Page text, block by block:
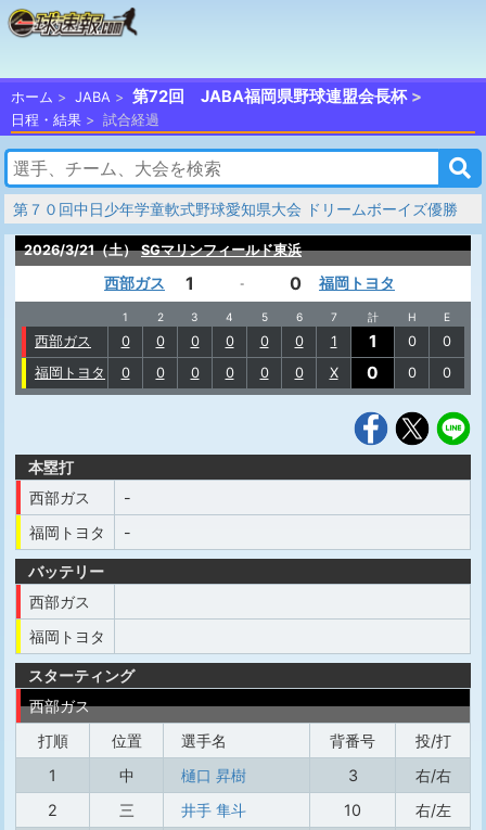
ホーム JABA 第72回 JABA福岡県野球連盟会長杯
日程・結果 試合経過
第７０回中日少年学童軟式野球愛知県大会 ドリームボーイズ優勝
2026/3/21（土） SGマリンフィールド東浜
西部ガス 1 - 0 福岡トヨタ
1 2 3 4 5 6 7 計 H E
西部ガス 0 0 0 0 0 0 1 1 0
0
福岡トヨタ
0 0 0 0 0 0 X 0 0 0
本塁打
西部ガス
-
福岡トヨタ
-
バッテリー
西部ガス
福岡トヨタ
スターティング
西部ガス
打順
位置 選手名 背番号
投/打
1
中 樋口 昇樹 3
右/右
2
三 井手 隼斗 10
右/左